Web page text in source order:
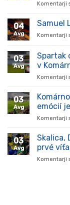
Komentarji
04
Avg
Samuel
Komentarji
03
Avg
Spartak
v
Komentarji
03
Avg
emócií
Komentarji
03
Avg
Skalica,
prvé
Komentarji